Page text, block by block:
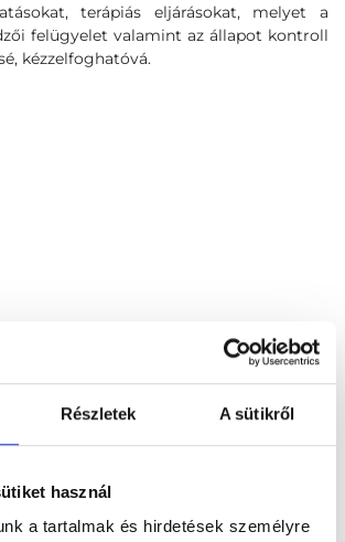
Részletek A sütikről
használ
a tartalmak és hirdetések személyre
terápiás eljárásokat, melyet a
felügyelet valamint az állapot kontroll
kézzelfoghatóvá.
Gábor utca 40.